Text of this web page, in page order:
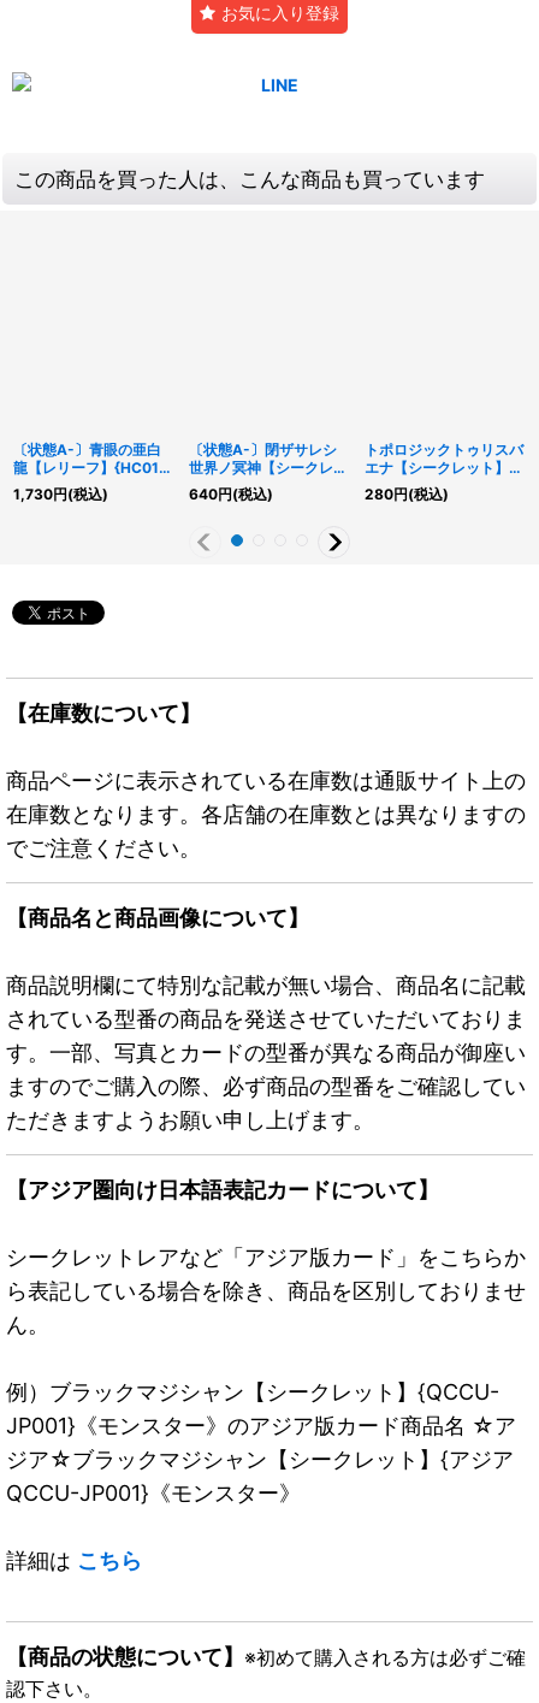
お気に入り登録
この商品を買った人は、こんな商品も買っています
〔状態A-〕青眼の亜白
龍【レリーフ】{HC01-
JP008}《モンスター》
1,730円(税込)
〔状態A-〕閉ザサレシ
世界ノ冥神【シークレッ
ト】{BLVO-JP050}
《リンク》
640円(税込)
トポロジックトゥリスバ
エナ【シークレット】
{FLOD-JP036}《リン
ク》
280円(税込)
【在庫数について】
商品ページに表示されている在庫数は通販サイト上の
在庫数となります。各店舗の在庫数とは異なりますの
でご注意ください。
【商品名と商品画像について】
商品説明欄にて特別な記載が無い場合、商品名に記載
されている型番の商品を発送させていただいておりま
す。一部、写真とカードの型番が異なる商品が御座い
ますのでご購入の際、必ず商品の型番をご確認してい
ただきますようお願い申し上げます。
【アジア圏向け日本語表記カードについて】
シークレットレアなど「アジア版カード」をこちらか
ら表記している場合を除き、商品を区別しておりませ
ん。
例）ブラックマジシャン【シークレット】{QCCU-
JP001}《モンスター》のアジア版カード商品名 ☆ア
ジア☆ブラックマジシャン【シークレット】{アジア
QCCU-JP001}《モンスター》
詳細は こちら
【商品の状態について】 ※初めて購入される方は必ずご確
認下さい。